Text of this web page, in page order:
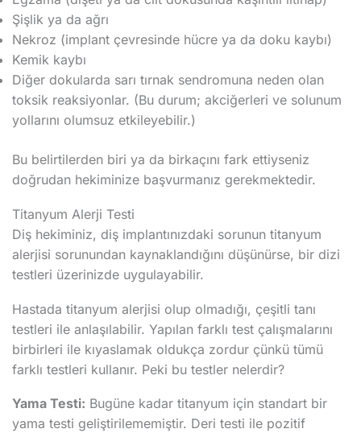
Şişlik ya da ağrı
Nekroz (implant çevresinde hücre ya da doku kaybı)
Kemik kaybı
Diğer dokularda sarı tırnak sendromuna neden olan
toksik reaksiyonlar. (Bu durum; akciğerleri ve solunum
yollarını olumsuz etkileyebilir.)
Bu belirtilerden biri ya da birkaçını fark ettiyseniz
doğrudan hekiminize başvurmanız gerekmektedir.
Titanyum Alerji Testi
Diş hekiminiz, diş implantınızdaki sorunun titanyum
alerjisi sorunundan kaynaklandığını düşünürse, bir dizi
testleri üzerinizde uygulayabilir.
Hastada titanyum alerjisi olup olmadığı, çeşitli tanı
testleri ile anlaşılabilir. Yapılan farklı test çalışmalarını
birbirleri ile kıyaslamak oldukça zordur çünkü tümü
farklı testleri kullanır. Peki bu testler nelerdir?
Yama Testi: Bugüne kadar titanyum için standart bir
yama testi geliştirilememiştir. Deri testi ile pozitif